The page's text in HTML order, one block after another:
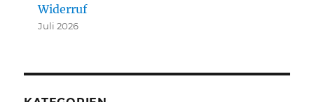
Widerruf
Juli 2026